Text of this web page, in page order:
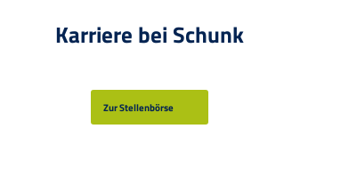
Karriere bei Schunk
Zur Stellenbörse